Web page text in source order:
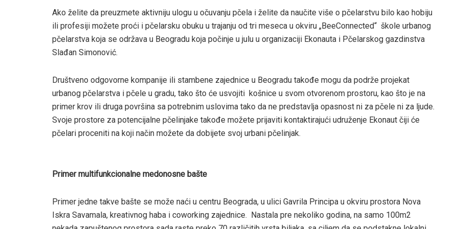
Ako želite da preuzmete aktivniju ulogu u očuvanju pčela i želite da naučite više o pčelarstvu bilo kao hobiju
ili profesiji možete proći i pčelarsku obuku u trajanju od tri meseca u okviru „BeeConnected“ škole urbanog
pčelarstva koja se održava u Beogradu koja počinje u julu u organizaciji Ekonauta i Pčelarskog gazdinstva
Slađan Simonović.
Društveno odgovorne kompanije ili stambene zajednice u Beogradu takođe mogu da podrže projekat
urbanog pčelarstva i pčele u gradu, tako što će usvojiti košnice u svom otvorenom prostoru, kao što je na
primer krov ili druga površina sa potrebnim uslovima tako da ne predstavlja opasnost ni za pčele ni za ljude.
Svoje prostore za potencijalne pčelinjake takođe možete prijaviti kontaktirajući udruženje Ekonaut čiji će
pčelari proceniti na koji način možete da dobijete svoj urbani pčelinjak.
Primer multifunkcionalne medonosne bašte
Primer jedne takve bašte se može naći u centru Beograda, u ulici Gavrila Principa u okviru prostora Nova
Iskra Savamala, kreativnog haba i coworking zajednice. Nastala pre nekoliko godina, na samo 100m2